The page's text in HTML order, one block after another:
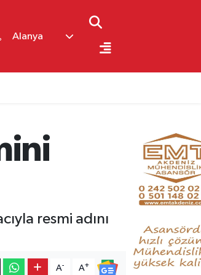
Alanya
resmi adını
A- A+